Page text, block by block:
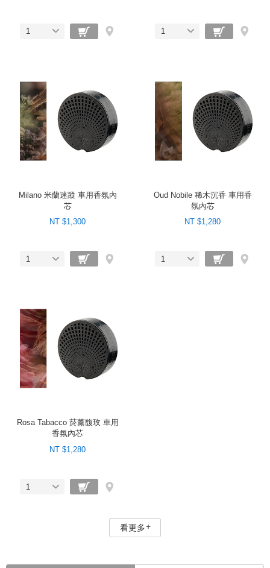
1 1
Milano 米蘭迷蹤 車用香氛內
芯
NT $1,300
1
Oud Nobile 稀木沉香 車用香
氛內芯
NT $1,280
1
Rosa Tabacco 菸薰馥玫 車用
香氛內芯
NT $1,280
1
看更多